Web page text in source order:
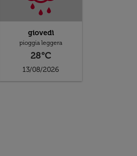
giovedì
pioggia leggera
28°C
13/08/2026